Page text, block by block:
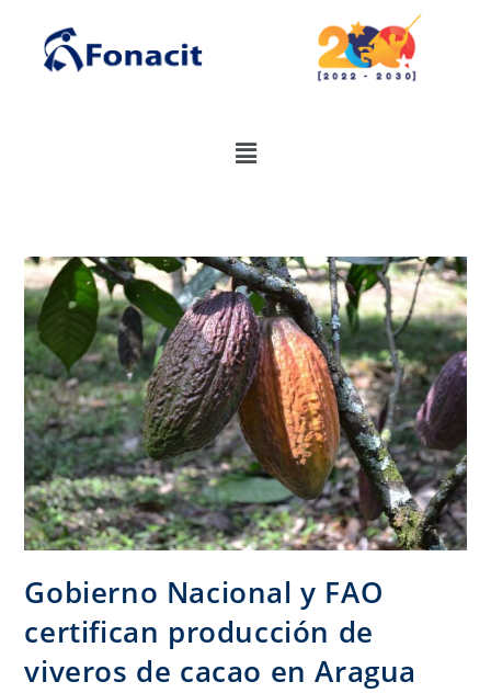
Gobierno Nacional y FAO
certifican producción de
viveros de cacao en Aragua